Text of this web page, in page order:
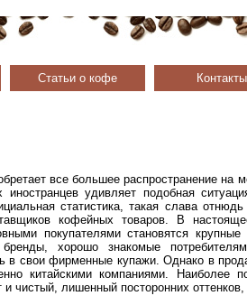
Статьи о кофе Контакты
все большее распространение на
удивляет подобная
статистика, такая слава
кофейных товаров. В
покупателями становятся
хорошо знакомые
в свои фирменные купажи. Однако в
китайскими компаниями. Наиболее
чистый, лишенный посторонних оттенков,